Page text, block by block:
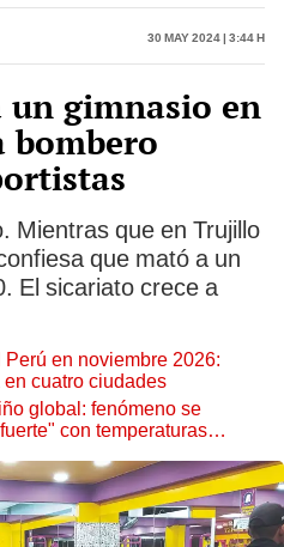
30 May 2024 | 3:44 h
gimnasio en
bombero
Mientras que en Trujillo
que mató a un
El sicariato crece a
en noviembre 2026:
cuatro ciudades
global: fenómeno se
con temperaturas